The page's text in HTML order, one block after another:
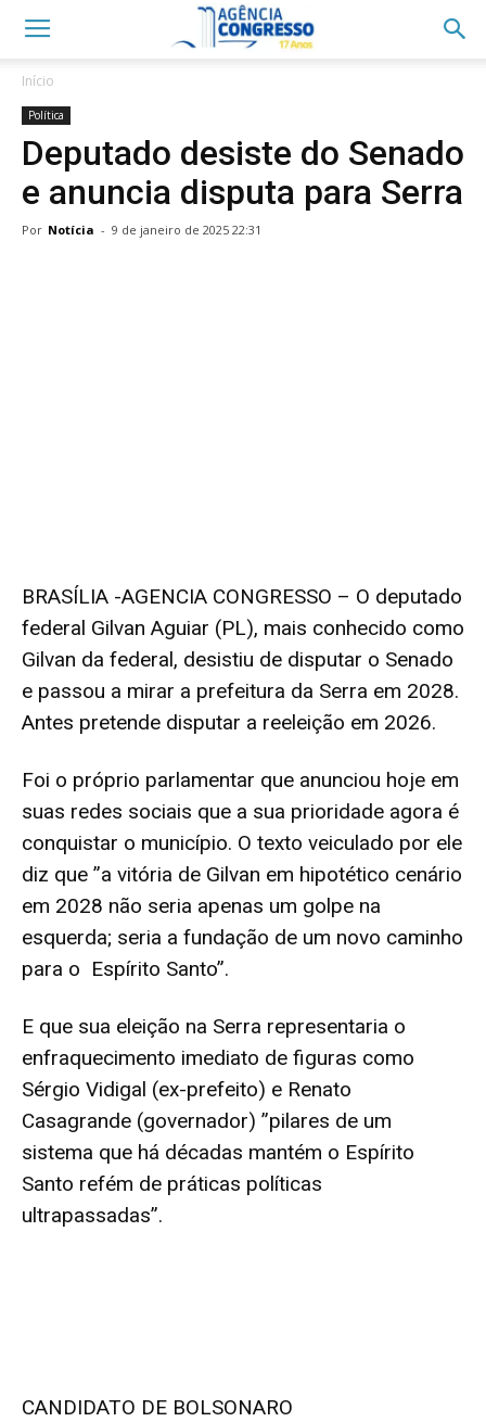
Início
Política
Deputado desiste do Senado
e anuncia disputa para Serra
Por Notícia - 9 de janeiro de 2025 22:31
BRASÍLIA -AGENCIA CONGRESSO – O deputado
federal Gilvan Aguiar (PL), mais conhecido como
Gilvan da federal, desistiu de disputar o Senado
e passou a mirar a prefeitura da Serra em 2028.
Antes pretende disputar a reeleição em 2026.
Foi o próprio parlamentar que anunciou hoje em
suas redes sociais que a sua prioridade agora é
conquistar o município. O texto veiculado por ele
diz que ”a vitória de Gilvan em hipotético cenário
em 2028 não seria apenas um golpe na
esquerda; seria a fundação de um novo caminho
para o Espírito Santo”.
E que sua eleição na Serra representaria o
enfraquecimento imediato de figuras como
Sérgio Vidigal (ex-prefeito) e Renato
Casagrande (governador) ”pilares de um
sistema que há décadas mantém o Espírito
Santo refém de práticas políticas
ultrapassadas”.
CANDIDATO DE BOLSONARO